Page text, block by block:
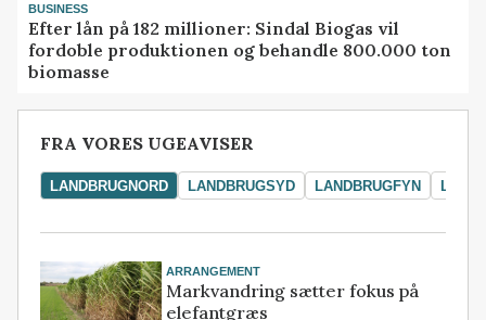
BUSINESS
Efter lån på 182 millioner: Sindal Biogas vil
fordoble produktionen og behandle 800.000 ton
biomasse
FRA VORES UGEAVISER
LANDBRUGNORD LANDBRUGSYD LANDBRUGFYN
ARRANGEMENT
Markvandring sætter fokus på
elefantgræs